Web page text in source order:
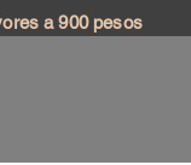
a 900 pesos